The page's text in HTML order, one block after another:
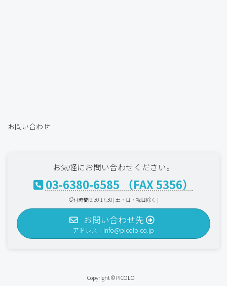
お問い合わせ
お気軽にお問い合わせください。
03-6380-6585 （FAX 5356）
受付時間 9:30-17:30 [ 土・日・祝日除く ]
お問い合わせ先
アドレス：info@picolo.co.jp
Copyright © PICOLO